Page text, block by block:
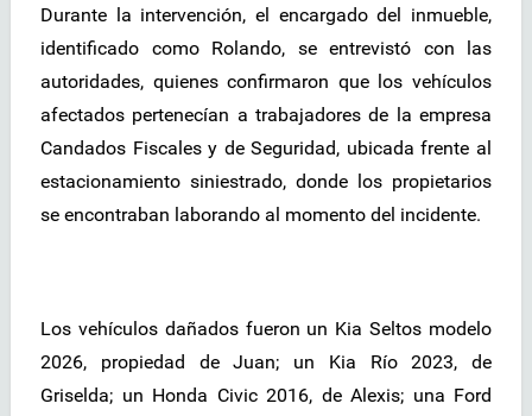
Durante la intervención, el encargado del inmueble,
identificado como Rolando, se entrevistó con las
autoridades, quienes confirmaron que los vehículos
afectados pertenecían a trabajadores de la empresa
Candados Fiscales y de Seguridad, ubicada frente al
estacionamiento siniestrado, donde los propietarios
se encontraban laborando al momento del incidente.
Los vehículos dañados fueron un Kia Seltos modelo
2026, propiedad de Juan; un Kia Río 2023, de
Griselda; un Honda Civic 2016, de Alexis; una Ford